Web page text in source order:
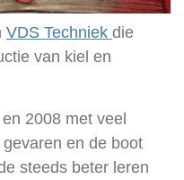
VDS Techniek die
van kiel en
2008 met veel
en de boot
steeds beter leren